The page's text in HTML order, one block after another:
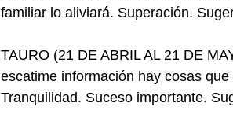
familiar lo aliviará. Superación.
TAURO (21 DE ABRIL AL 21 DE
escatime información hay cosas
Tranquilidad. Suceso importante.